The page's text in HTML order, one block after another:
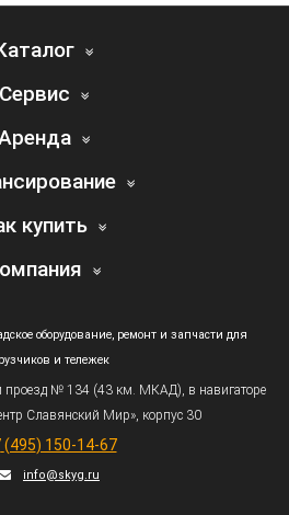
Сервис
купить
оборудование, ремонт и запчасти для
и тележек
проезд № 134 (43км. МКАД), в навигаторе
Славянский Мир», корпус 30
(495) 150-14-67
info@skyg.ru